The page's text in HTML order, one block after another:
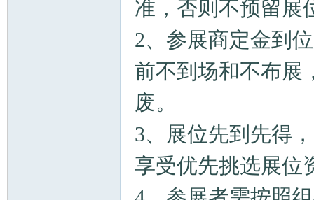
准，否则不预留展
2、参展商定金到
前不到场和不布展
废。
3、展位先到先得
享受优先挑选展位